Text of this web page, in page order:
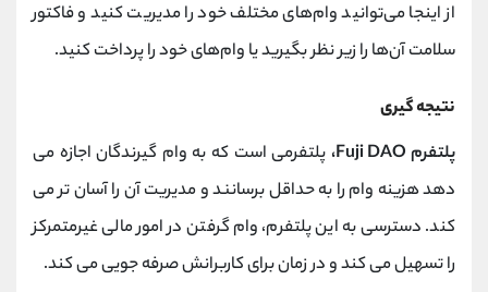
از اینجا می‌توانید وام‌های مختلف خود را مدیریت کنید و فاکتور
سلامت آن‌ها را زیر نظر بگیرید یا وام‌های خود را پرداخت کنید.
نتیجه گیری
پلتفرم Fuji DAO،
پلتفرمی است که به وام گیرندگان اجازه می
دهد هزینه وام را به حداقل برسانند و مدیریت آن را آسان تر می
کند. دسترسی به این پلتفرم، وام گرفتن در امور مالی غیرمتمرکز
را تسهیل می کند و در زمان برای کاربرانش صرفه جویی می کند.